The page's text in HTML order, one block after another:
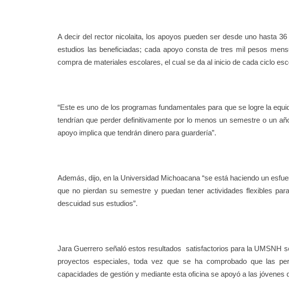
A decir del rector nicolaita, los apoyos pueden ser desde uno hasta
estudios las beneficiadas; cada apoyo consta de tres mil pesos
compra de materiales escolares, el cual se da al inicio de cada ciclo
“Este es uno de los programas fundamentales para que se logre la
tendrían que perder definitivamente por lo menos un semestre o un
apoyo implica que tendrán dinero para guardería”.
Además, dijo, en la Universidad Michoacana “se está haciendo un
que no pierdan su semestre y puedan tener actividades flexibles
descuidad sus estudios”.
Jara Guerrero señaló estos resultados satisfactorios para la UMSNH
proyectos especiales, toda vez que se ha comprobado que las
capacidades de gestión y mediante esta oficina se apoyó a las